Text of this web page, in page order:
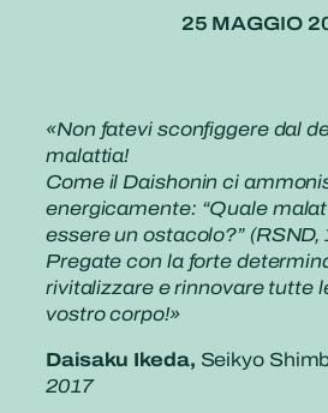
25 MAGGIO
«Non fatevi sconfiggere dal
malattia!
Come il Daishonin ci
energicamente: “Quale
essere un ostacolo?” (RSND,
Pregate con la forte
rivitalizzare e rinnovare tutte
vostro corpo!»
Daisaku Ikeda, Seikyo
2017